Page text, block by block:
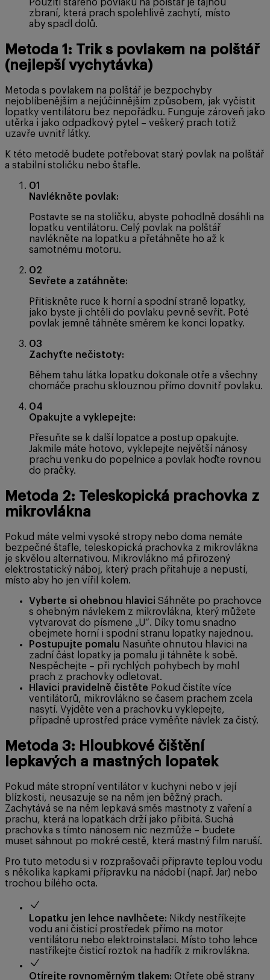
Použití starého povlaku na polštář je tajnou
zbraní, která prach spolehlivě zachytí, místo
aby spadl dolů.
Metoda 1: Trik s povlakem na polštář
(nejlepší vychytávka)
Metoda s povlakem na polštář je bezpochyby
nejoblíbenějším a nejúčinnějším způsobem, jak vyčistit
lopatky ventilátoru bez nepořádku. Funguje zároveň jako
utěrka i jako odpadkový pytel – veškerý prach totiž
uzavře uvnitř látky.
K této metodě budete potřebovat starý povlak na polštář
a stabilní stoličku nebo štafle.
01
Navlékněte povlak:
Postavte se na stoličku, abyste pohodlně dosáhli na
lopatku ventilátoru. Celý povlak na polštář
navlékněte na lopatku a přetáhněte ho až k
samotnému motoru.
02
Sevřete a zatáhněte:
Přitiskněte ruce k horní a spodní straně lopatky,
jako byste ji chtěli do povlaku pevně sevřít. Poté
povlak jemně táhněte směrem ke konci lopatky.
03
Zachyťte nečistoty:
Během tahu látka lopatku dokonale otře a všechny
chomáče prachu sklouznou přímo dovnitř povlaku.
04
Opakujte a vyklepejte:
Přesuňte se k další lopatce a postup opakujte.
Jakmile máte hotovo, vyklepejte největší nánosy
prachu venku do popelnice a povlak hoďte rovnou
do pračky.
Metoda 2: Teleskopická prachovka z
mikrovlákna
Pokud máte velmi vysoké stropy nebo doma nemáte
bezpečné štafle, teleskopická prachovka z mikrovlákna
je skvělou alternativou. Mikrovlákno má přirozený
elektrostatický náboj, který prach přitahuje a nepustí,
místo aby ho jen vířil kolem.
Vyberte si ohebnou hlavici Sáhněte po prachovce
s ohebným návlekem z mikrovlákna, který můžete
vytvarovat do písmene „U“. Díky tomu snadno
obejmete horní i spodní stranu lopatky najednou.
Postupujte pomalu Nasuňte ohnutou hlavici na
zadní část lopatky ja pomalu ji táhněte k sobě.
Nespěchejte – při rychlých pohybech by mohl
prach z prachovky odletovat.
Hlavici pravidelně čistěte Pokud čistíte více
ventilátorů, mikrovlákno se časem prachem zcela
nasytí. Vyjděte ven a prachovku vyklepejte,
případně uprostřed práce vyměňte návlek za čistý.
Metoda 3: Hloubkové čištění
lepkavých a mastných lopatek
Pokud máte stropní ventilátor v kuchyni nebo v její
blízkosti, neusazuje se na něm jen běžný prach.
Zachytává se na něm lepkavá směs mastnoty z vaření a
prachu, která na lopatkách drží jako přibitá. Suchá
prachovka s tímto nánosem nic nezmůže – budete
muset sáhnout po mokré cestě, která mastný film naruší.
Pro tuto metodu si v rozprašovači připravte teplou vodu
s několika kapkami přípravku na nádobí (např. Jar) nebo
trochou bílého octa.
Lopatku jen lehce navlhčete: Nikdy nestříkejte
vodu ani čisticí prostředek přímo na motor
ventilátoru nebo elektroinstalaci. Místo toho lehce
nastříkejte čisticí roztok na hadřík z mikrovlákna.
Otírejte rovnoměrným tlakem: Otřete obě strany